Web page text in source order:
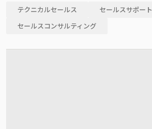
テクニカルセールス
セールスサポート
セールスコンサルティング